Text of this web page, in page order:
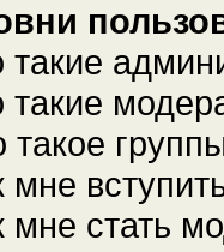
такие
такие
такое
мне
мне стать